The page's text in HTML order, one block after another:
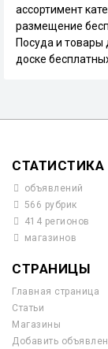
ассортимент
размещение
Посуда и
доске
СТАТИСТИКА
объявлений
566 рубрик
414 регионов
магазинов
СТРАНИЦЫ
Главная страница
Статьи
Магазины
Добавить